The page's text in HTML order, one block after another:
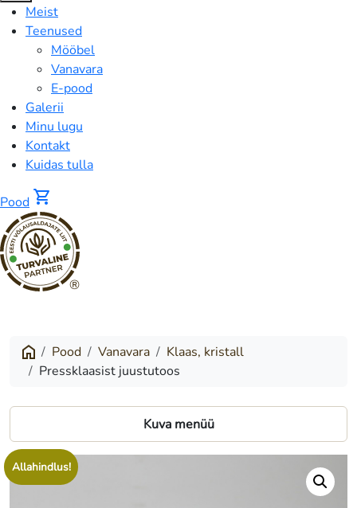
Meist
Teenused
Mööbel
Vanavara
E-pood
Galerii
Minu lugu
Kontakt
Kuidas tulla
Pood shopping_cart
®
Pood Vanavara
Klaas, kristall
Pressklaasist juustutoos
Kuva menüü
Allahindlus!